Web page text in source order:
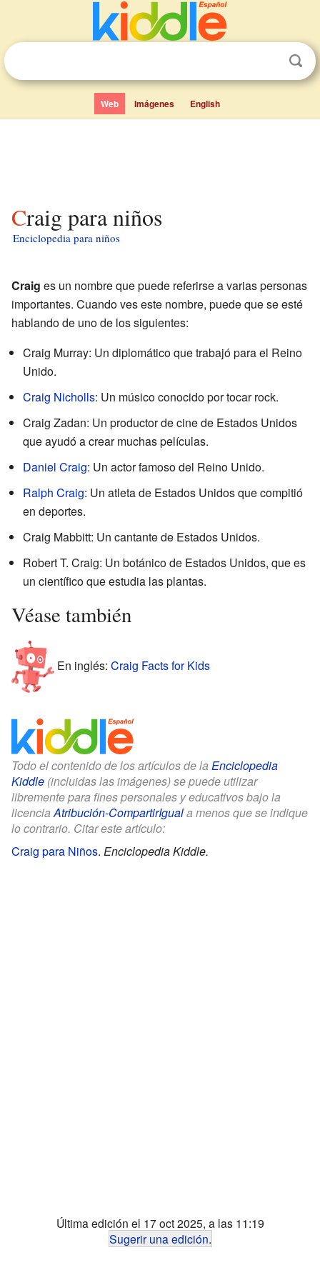
Web Imágenes English
Craig para niños
Enciclopedia para niños
Craig es un nombre que puede referirse a varias personas
importantes. Cuando ves este nombre, puede que se esté
hablando de uno de los siguientes:
Craig Murray: Un diplomático que trabajó para el Reino
Unido.
Craig Nicholls: Un músico conocido por tocar rock.
Craig Zadan: Un productor de cine de Estados Unidos
que ayudó a crear muchas películas.
Daniel Craig: Un actor famoso del Reino Unido.
Ralph Craig: Un atleta de Estados Unidos que compitió
en deportes.
Craig Mabbitt: Un cantante de Estados Unidos.
Robert T. Craig: Un botánico de Estados Unidos, que es
un científico que estudia las plantas.
Véase también
En inglés: Craig Facts for Kids
Todo el contenido de los artículos de la Enciclopedia
Kiddle (incluidas las imágenes) se puede utilizar
libremente para fines personales y educativos bajo la
licenciaAtribución-CompartirIguala menos que se indique
lo contrario. Citar este artículo:
Craig para Niños. Enciclopedia Kiddle.
Última edición el 17 oct 2025, a las 11:19
Sugerir una edición.